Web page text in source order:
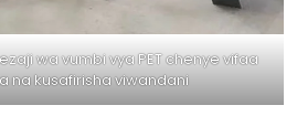
wa vumbi vya PET chenye vifaa
na kusafirisha viwandani